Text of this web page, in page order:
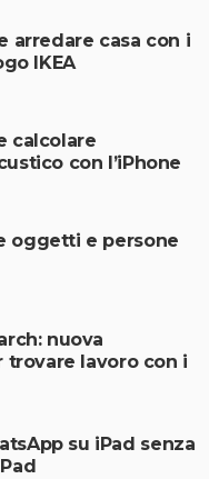
arredare casa con i
IKEA
calcolare
con l’iPhone
oggetti e persone
nuova
trovare lavoro con i
su iPad senza